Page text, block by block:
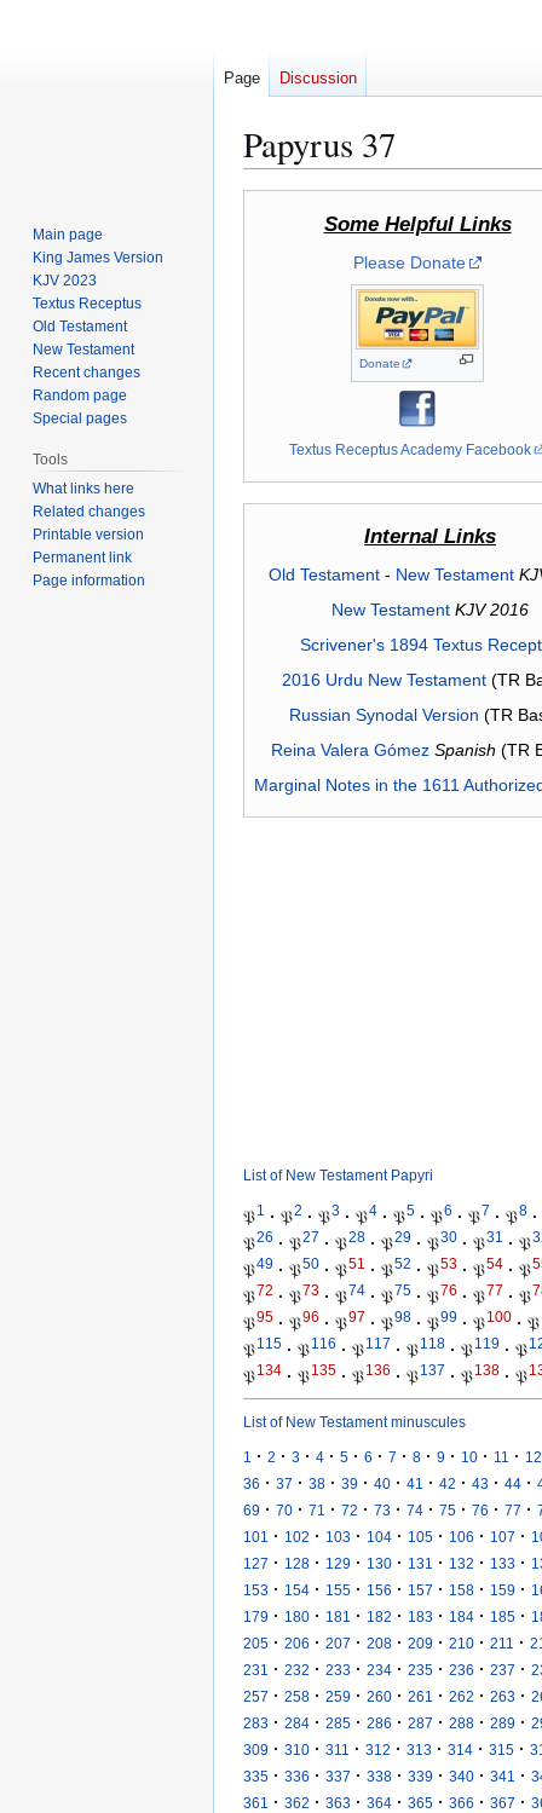
Papyrus 37
Some Helpful Links
Please Donate
Donate
Textus Receptus Academy Facebook
Internal Links
Old Testament- New Testament
New Testament KJV 2016
Scrivener's 1894 Textus
2016 Urdu New Testament(TR
Russian Synodal Version (TR
Reina Valera Gómez Spanish (TR
Marginal Notes in the 1611
List of New Testament Papyri
𝔓1 · 𝔓2 · 𝔓3 · 𝔓4 · 𝔓5 · 𝔓6 · 𝔓7 · 𝔓8 ·
𝔓26 · 𝔓27 · 𝔓28 · 𝔓29 · 𝔓30 · 𝔓31 · 𝔓
𝔓49 · 𝔓50 · 𝔓51 · 𝔓52 · 𝔓53 · 𝔓54 · 𝔓
𝔓72 · 𝔓73 · 𝔓74 · 𝔓75 · 𝔓76 · 𝔓77 · 𝔓
𝔓95 · 𝔓96 · 𝔓97 · 𝔓98 · 𝔓99 · 𝔓100 · 𝔓
𝔓115 · 𝔓116 · 𝔓117 · 𝔓118 · 𝔓119 · 𝔓
𝔓134 · 𝔓135 · 𝔓136 · 𝔓137 · 𝔓138 · 𝔓
List of New Testament minuscules
1 · 2 · 3 · 4 · 5 · 6 · 7 · 8 · 9 · 10 · 11 · 12
36 · 37 · 38 · 39 · 40 · 41 · 42 · 43 · 44 ·
69 · 70 · 71 · 72 · 73 · 74 · 75 · 76 · 77 ·
101
· 102 · 103 · 104 · 105 · 106 · 107 ·
127 · 128 · 129 · 130 · 131 · 132 · 133 ·
153 · 154 · 155 · 156 · 157 · 158 · 159 ·
179 · 180 · 181 · 182 · 183 · 184 · 185 ·
205 · 206 · 207 · 208 · 209 · 210 · 211 ·
231
· 232 · 233 · 234 · 235 · 236 · 237 ·
257 · 258 · 259 · 260 · 261 · 262 · 263 ·
283 · 284 · 285 · 286 · 287 · 288 · 289 ·
309 · 310 · 311 · 312 · 313 · 314 · 315 ·
335 · 336 · 337 · 338 · 339 · 340 · 341 ·
361
· 362 · 363 · 364 · 365 · 366 · 367 ·
Page Discussion
Main page
King James Version
KJV 2023
Textus Receptus
Old Testament
New Testament
Recent changes
Random page
Special pages
Tools
What links here
Related changes
Printable version
Permanent link
Page information